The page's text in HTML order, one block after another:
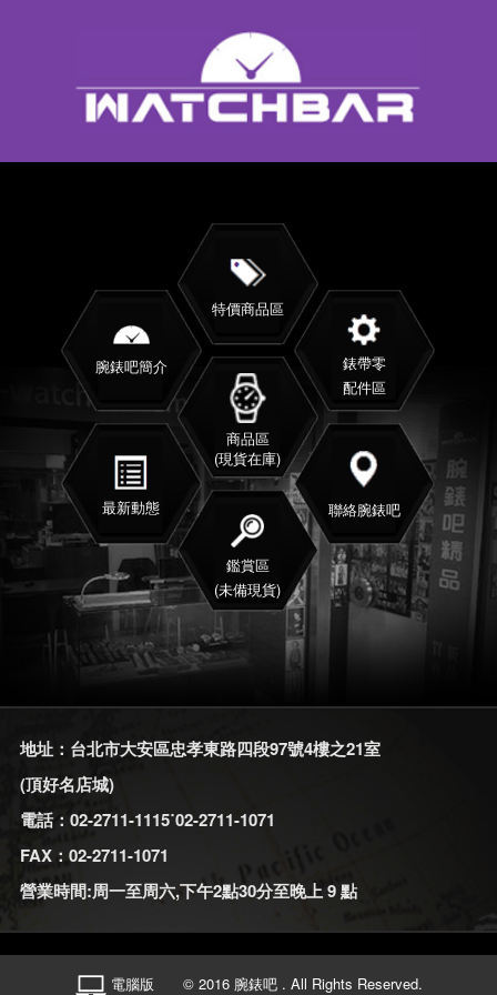
商品區
(現貨在庫)
特價商品區
錶帶零
配件區
聯絡腕錶吧
鑑賞區
(未備現貨)
最新動態
腕錶吧簡介
地址：台北市大安區忠孝東路四段97號4樓之21室
(頂好名店城)
電話：02-2711-1115˙02-2711-1071
FAX：02-2711-1071
營業時間:周一至周六,下午2點30分至晚上 9 點
電腦版 © 2016 腕錶吧 . All Rights Reserved.